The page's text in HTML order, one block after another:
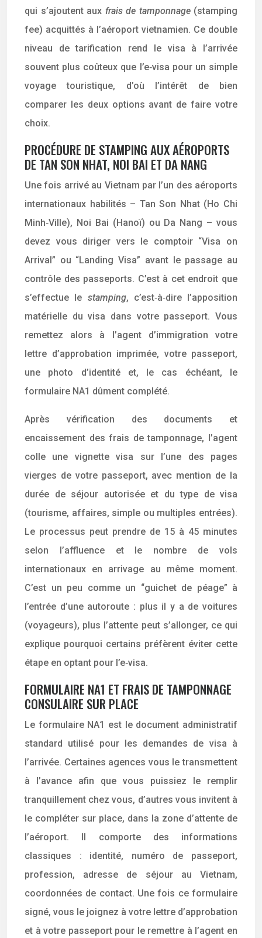
qui s’ajoutent aux frais de tamponnage(stamping
fee) acquittés à l’aéroport vietnamien. Ce double
niveau de tarification rend le visa à l’arrivée
souvent plus coûteux que l’e‑visa pour un simple
voyage touristique, d’où l’intérêt de bien
comparer les deux options avant de faire votre
choix.
PROCÉDURE DE STAMPING AUX AÉROPORTS
DE TAN SON NHAT, NOI BAI ET DA NANG
Une fois arrivé au Vietnam par l’un des aéroports
internationaux habilités – Tan Son Nhat (Ho Chi
Minh‑Ville), Noi Bai (Hanoï) ou Da Nang – vous
devez vous diriger vers le comptoir “Visa on
Arrival” ou “Landing Visa” avant le passage au
contrôle des passeports. C’est à cet endroit que
s’effectue le stamping, c’est‑à‑dire l’apposition
matérielle du visa dans votre passeport. Vous
remettez alors à l’agent d’immigration votre
lettre d’approbation imprimée, votre passeport,
une photo d’identité et, le cas échéant, le
formulaire NA1 dûment complété.
Après vérification des documents et
encaissement des frais de tamponnage, l’agent
colle une vignette visa sur l’une des pages
vierges de votre passeport, avec mention de la
durée de séjour autorisée et du type de visa
(tourisme, affaires, simple ou multiples entrées).
Le processus peut prendre de 15 à 45 minutes
selon l’affluence et le nombre de vols
internationaux en arrivage au même moment.
C’est un peu comme un “guichet de péage” à
l’entrée d’une autoroute : plus il y a de voitures
(voyageurs), plus l’attente peut s’allonger, ce qui
explique pourquoi certains préfèrent éviter cette
étape en optant pour l’e‑visa.
FORMULAIRE NA1 ET FRAIS DE TAMPONNAGE
CONSULAIRE SUR PLACE
Le formulaire NA1 est le document administratif
standard utilisé pour les demandes de visa à
l’arrivée. Certaines agences vous le transmettent
à l’avance afin que vous puissiez le remplir
tranquillement chez vous, d’autres vous invitent à
le compléter sur place, dans la zone d’attente de
l’aéroport. Il comporte des informations
classiques : identité, numéro de passeport,
profession, adresse de séjour au Vietnam,
coordonnées de contact. Une fois ce formulaire
signé, vous le joignez à votre lettre d’approbation
et à votre passeport pour le remettre à l’agent en